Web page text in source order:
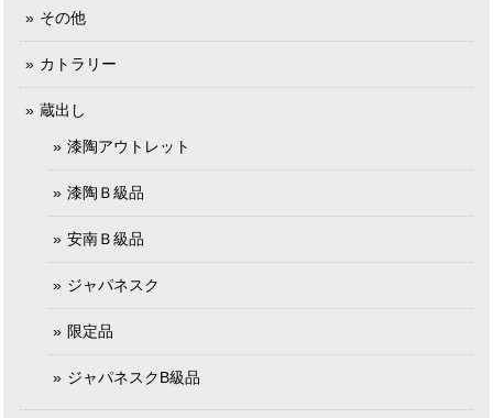
その他
カトラリー
蔵出し
漆陶アウトレット
漆陶Ｂ級品
安南Ｂ級品
ジャパネスク
限定品
ジャパネスクB級品